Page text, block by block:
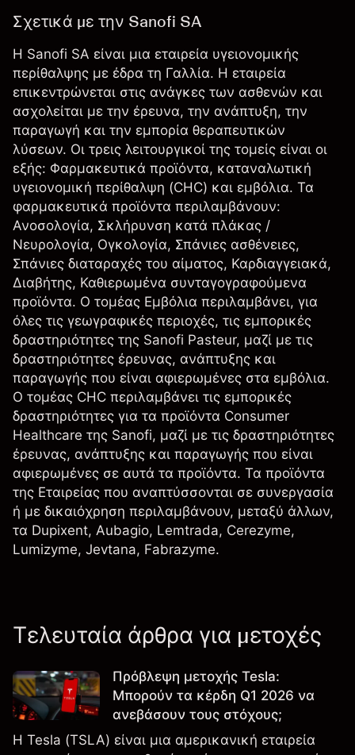
Σχετικά με την Sanofi SA
Η Sanofi SA είναι μια εταιρεία υγειονομικής
περίθαλψης με έδρα τη Γαλλία. Η εταιρεία
επικεντρώνεται στις ανάγκες των ασθενών και
ασχολείται με την έρευνα, την ανάπτυξη, την
παραγωγή και την εμπορία θεραπευτικών
λύσεων. Οι τρεις λειτουργικοί της τομείς είναι οι
εξής: Φαρμακευτικά προϊόντα, καταναλωτική
υγειονομική περίθαλψη (CHC) και εμβόλια. Τα
φαρμακευτικά προϊόντα περιλαμβάνουν:
Ανοσολογία, Σκλήρυνση κατά πλάκας /
Νευρολογία, Ογκολογία, Σπάνιες ασθένειες,
Σπάνιες διαταραχές του αίματος, Καρδιαγγειακά,
Διαβήτης, Καθιερωμένα συνταγογραφούμενα
προϊόντα. Ο τομέας Εμβόλια περιλαμβάνει, για
όλες τις γεωγραφικές περιοχές, τις εμπορικές
δραστηριότητες της Sanofi Pasteur, μαζί με τις
δραστηριότητες έρευνας, ανάπτυξης και
παραγωγής που είναι αφιερωμένες στα εμβόλια.
Ο τομέας CHC περιλαμβάνει τις εμπορικές
δραστηριότητες για τα προϊόντα Consumer
Healthcare της Sanofi, μαζί με τις δραστηριότητες
έρευνας, ανάπτυξης και παραγωγής που είναι
αφιερωμένες σε αυτά τα προϊόντα. Τα προϊόντα
της Εταιρείας που αναπτύσσονται σε συνεργασία
ή με δικαιόχρηση περιλαμβάνουν, μεταξύ άλλων,
τα Dupixent, Aubagio, Lemtrada, Cerezyme,
Lumizyme, Jevtana, Fabrazyme.
Τελευταία άρθρα για μετοχές
Πρόβλεψη μετοχής Tesla:
Μπορούν τα κέρδη Q1 2026 να
ανεβάσουν τους στόχους;
Η Tesla (TSLA) είναι μια αμερικανική εταιρεία